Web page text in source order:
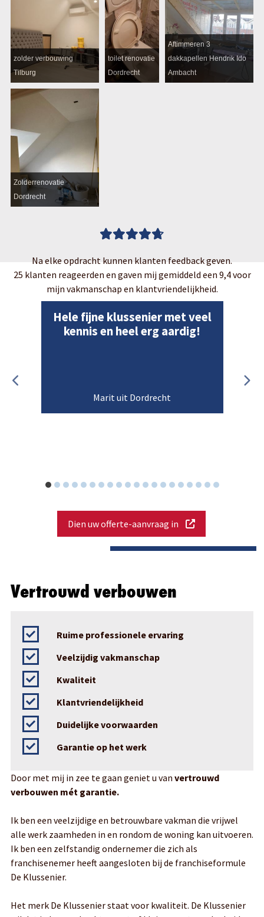
zolder verbouwing
Tilburg
toilet renovatie
Dordrecht
Aftimmeren 3
dakkapellen Hendrik Ido
Ambacht
Zolderrenovatie
Dordrecht
Na elke opdracht kunnen klanten feedback geven.
25 klanten reageerden en gaven mij gemiddeld een 9,4 voor
mijn vakmanschap en klantvriendelijkheid.
Hele fijne klussenier met veel
kennis en heel erg aardig!
Marit uit Dordrecht
Dien uw offerte-aanvraag in
Vertrouwd verbouwen
Ruime professionele ervaring
Veelzijdig vakmanschap
Kwaliteit
Klantvriendelijkheid
Duidelijke voorwaarden
Garantie op het werk
Door met mij in zee te gaan geniet u van vertrouwd
verbouwen mét garantie.
Ik ben een veelzijdige en betrouwbare vakman die vrijwel
alle werk zaamheden in en rondom de woning kan uitvoeren.
Ik ben een zelfstandig ondernemer die zich als
franchisenemer heeft aangesloten bij de franchiseformule
De Klussenier.
Het merk De Klussenier staat voor kwaliteit. De Klussenier